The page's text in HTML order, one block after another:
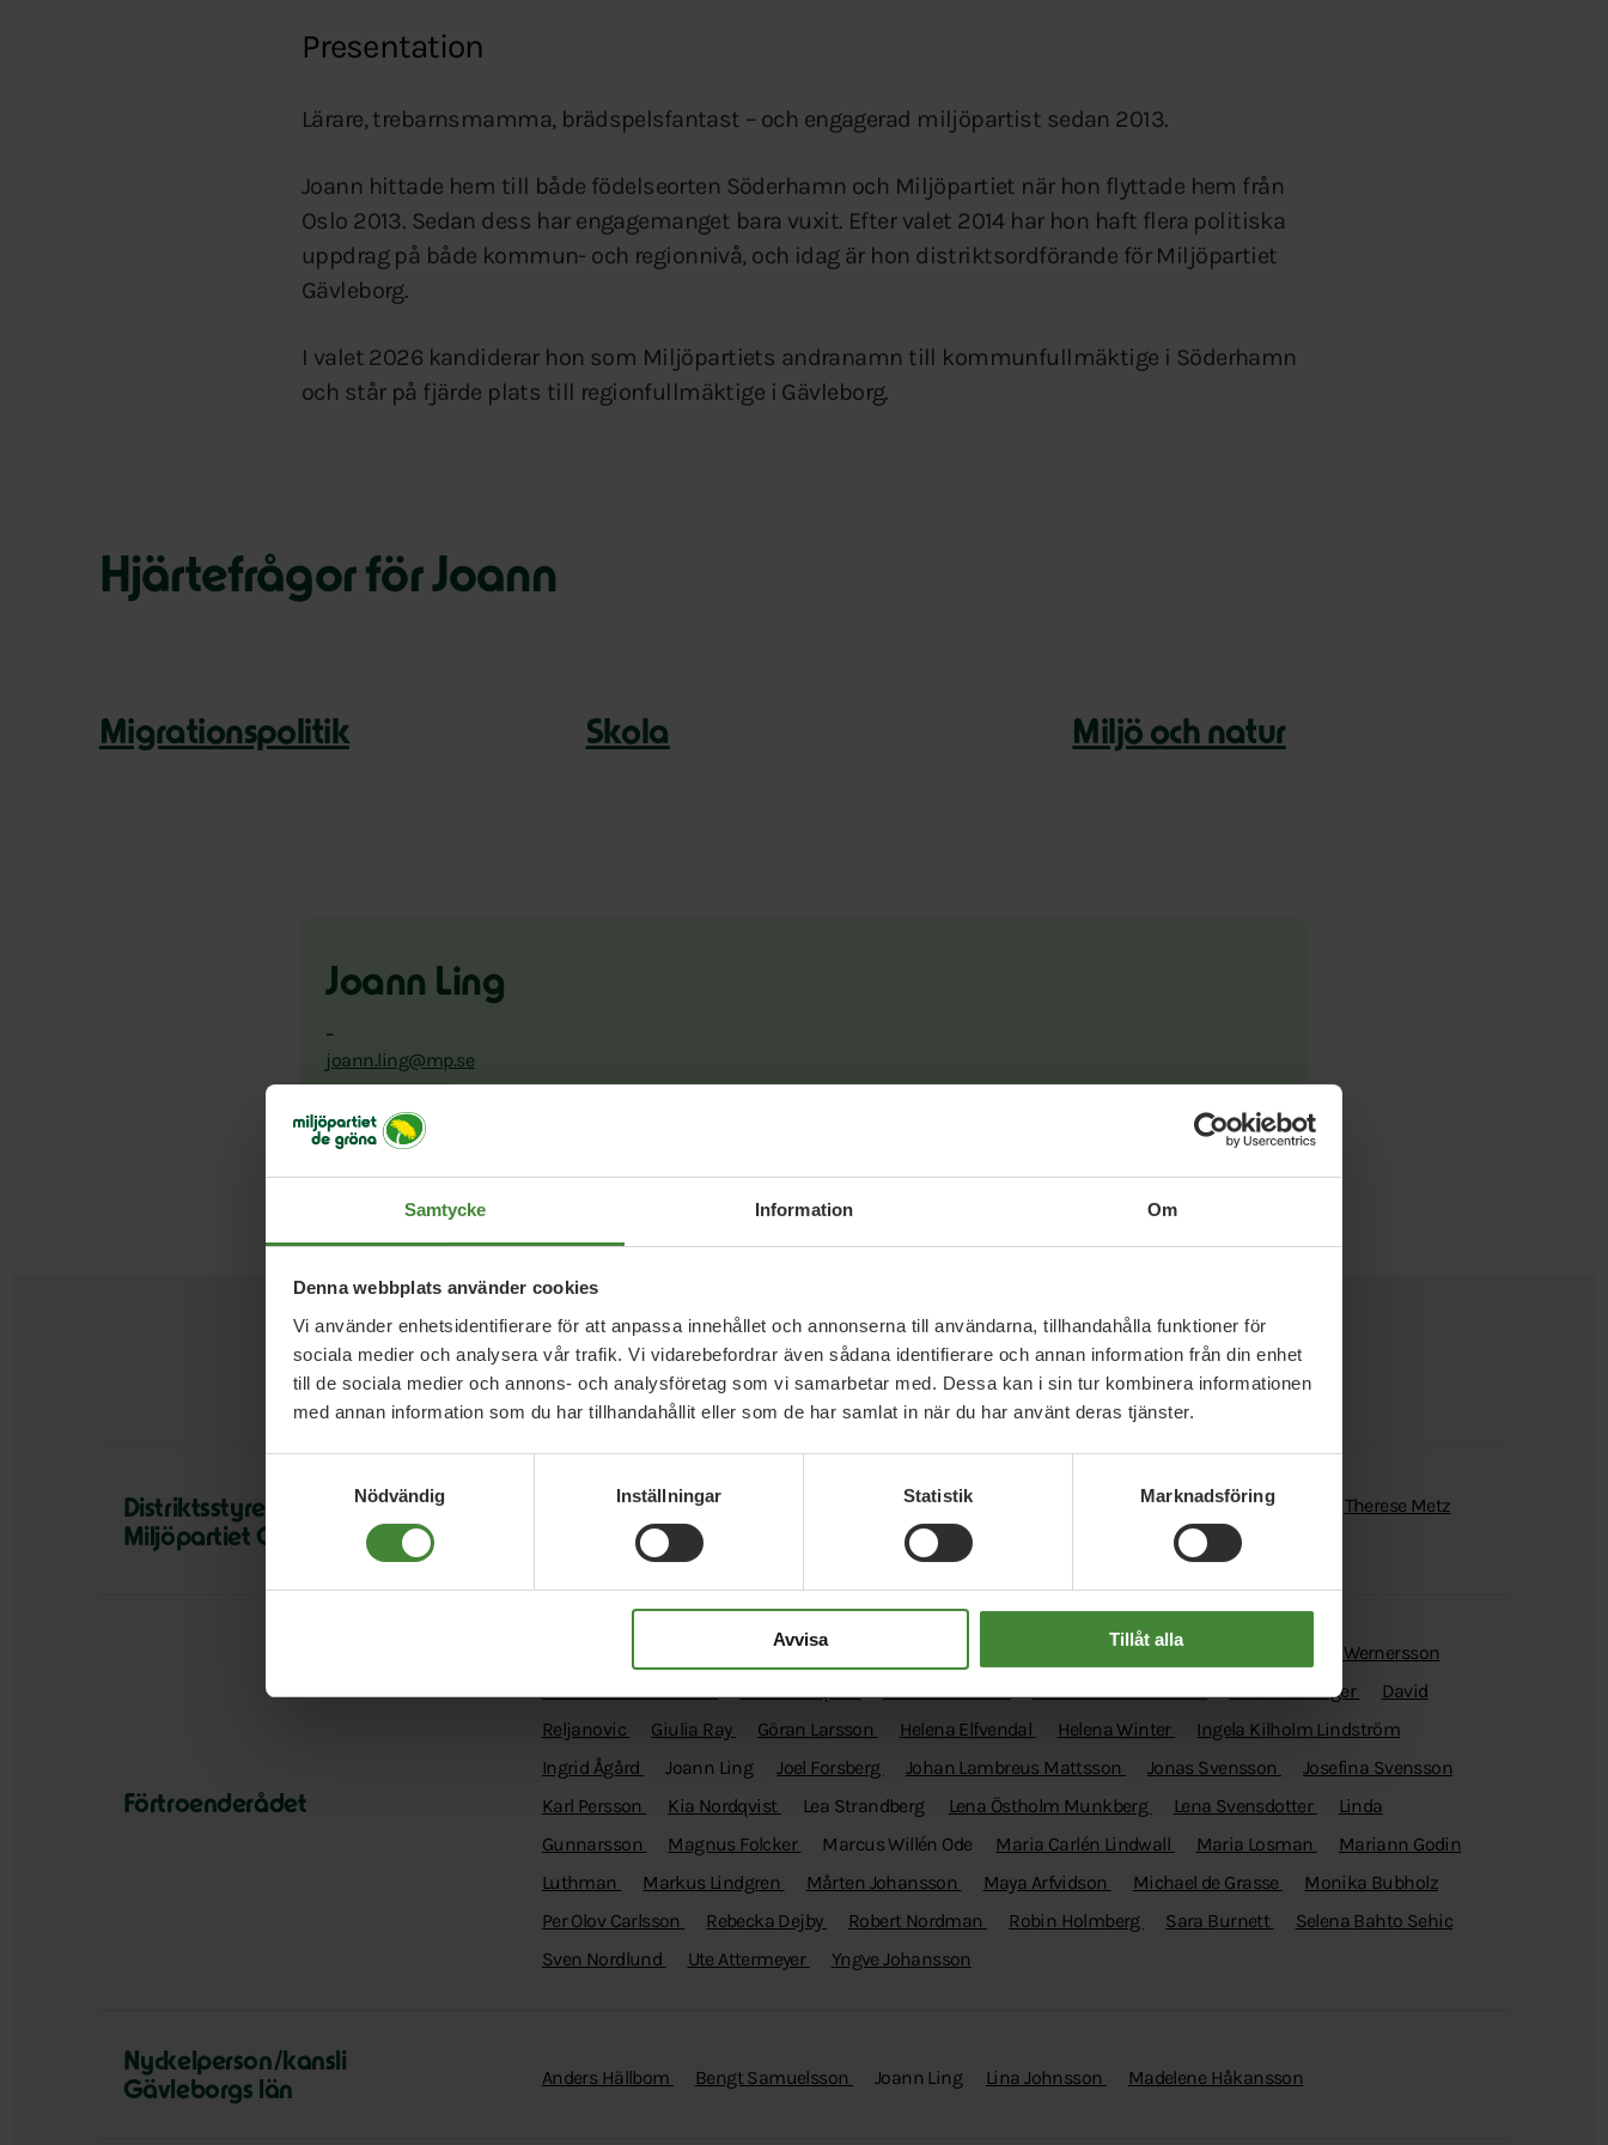
Samtycke Information Om
Denna webbplats använder cookies
Vi använder enhetsidentifierare för att anpassa innehållet och annonserna till användarna, tillhandahålla funktioner för
sociala medier och analysera vår trafik. Vi vidarebefordrar även sådana identifierare och annan information från din enhet
till de sociala medier och annons- och analysföretag som vi samarbetar med. Dessa kan i sin tur kombinera informationen
med annan information som du har tillhandahållit eller som de har samlat in när du har använt deras tjänster.
Nödvändig
Inställningar Statistik Marknadsföring
Avvisa Tillåt alla
Presentation
Lärare, trebarnsmamma, brädspelsfantast – och engagerad miljöpartist sedan 2013.
Joann hittade hem till både födelseorten Söderhamn och Miljöpartiet när hon flyttade hem från
Oslo 2013. Sedan dess har engagemanget bara vuxit. Efter valet 2014 har hon haft flera politiska
uppdrag på både kommun- och regionnivå, och idag är hon distriktsordförande för Miljöpartiet
Gävleborg.
I valet 2026 kandiderar hon som Miljöpartiets andranamn till kommunfullmäktige i Söderhamn
och står på fjärde plats till regionfullmäktige i Gävleborg.
Hjärtefrågor för Joann
Migrationspolitik Skola Miljö och natur
Joann Ling
–
joann.ling@mp.se
Uppdrag medJoann Ling
Distriktsstyrelse
Miljöpartiet Gävleborg
Bengt Samuelsson Kristoffer Kavallin Madelene Håkansson
Therese Metz
Ulrika Dahlberg
Förtroenderådet
Amanda Andersson Anders Hällbom Andreas Björk
Ann Wernersson
Anna Jessica Persson
Anna Pihlqvist Aron Knifström Bo-Lennart Bäcklund Brita Wessinger
David
Reljanovic
Giulia Ray Göran Larsson Helena Elfvendal Helena Winter
Ingela Kilholm Lindström
Ingrid Ågård
Joann Ling Joel Forsberg Johan Lambreus Mattsson Jonas Svensson
Josefina Svensson
Karl Persson
Kia Nordqvist Lea Strandberg Lena Östholm Munkberg Lena Svensdotter
Linda
Gunnarsson
Magnus Folcker Marcus Willén Ode Maria Carlén Lindwall Maria Losman
Mariann Godin
Luthman
Markus Lindgren Mårten Johansson Maya Arfvidson Michael de Grasse
Monika Bubholz
Per Olov Carlsson
Rebecka Dejby Robert Nordman Robin Holmberg Sara Burnett
Selena Bahto Sehic
Sven Nordlund
Ute Attermeyer Yngve Johansson
Nyckelperson/kansli
Gävleborgs län
Anders Hällbom Bengt Samuelsson Joann Ling Lina Johnsson Madelene Håkansson